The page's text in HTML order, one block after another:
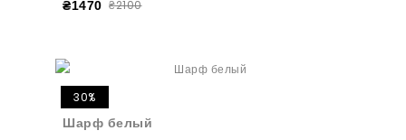
₴1470 ₴2100
30%
Шарф белый